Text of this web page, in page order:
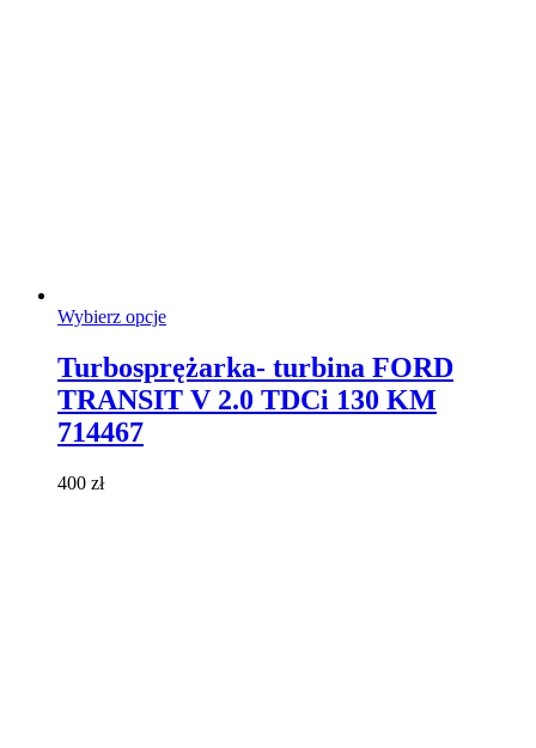
Wybierz opcjeTen
wiele
wariantów.
Turbosprężarka- turbina FORD
TRANSIT V 2.0 TDCi 130 KM
714467
400 zł